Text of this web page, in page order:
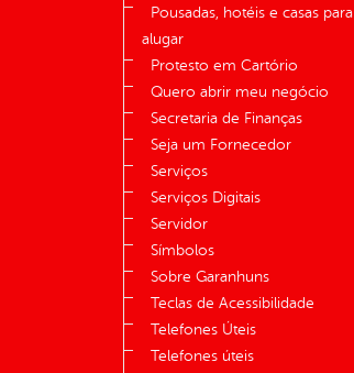
Pousadas, hotéis e casas para
alugar
Protesto em Cartório
Quero abrir meu negócio
Secretaria de Finanças
Seja um Fornecedor
Serviços
Serviços Digitais
Servidor
Símbolos
Sobre Garanhuns
Teclas de Acessibilidade
Telefones Úteis
Telefones úteis